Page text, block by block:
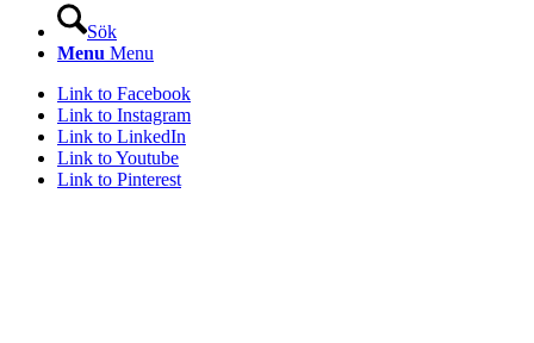
Sök
Menu Menu
Link to Facebook
Link to Instagram
Link to LinkedIn
Link to Youtube
Link to Pinterest